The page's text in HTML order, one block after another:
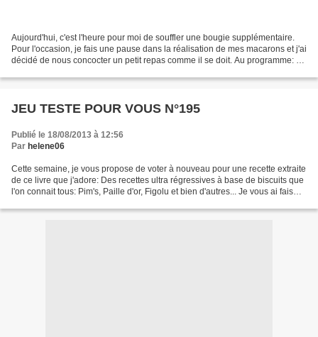
Aujourd'hui, c'est l'heure pour moi de souffler une bougie supplémentaire.
Pour l'occasion, je fais une pause dans la réalisation de mes macarons et j'ai
décidé de nous concocter un petit repas comme il se doit. Au programme: un
JEU TESTE POUR VOUS N°195
Publié le 18/08/2013 à 12:56
Par helene06
Cette semaine, je vous propose de voter à nouveau pour une recette extraite
de ce livre que j'adore: Des recettes ultra régressives à base de biscuits que
l'on connait tous: Pim's, Paille d'or, Figolu et bien d'autres... Je vous ai fais